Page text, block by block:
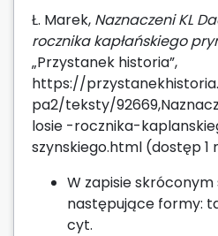
Ł. Marek, Naznaczeni KL
rocznika kapłańskiego
„Przystanek historia”,
https://
pa2/teksty/
losie -rocznika-
szynskiego.html (dostęp 1
W zapisie
następujące formy:
cyt.